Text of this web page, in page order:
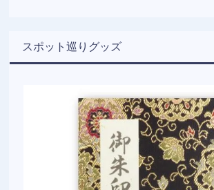
スポット巡りグッズ